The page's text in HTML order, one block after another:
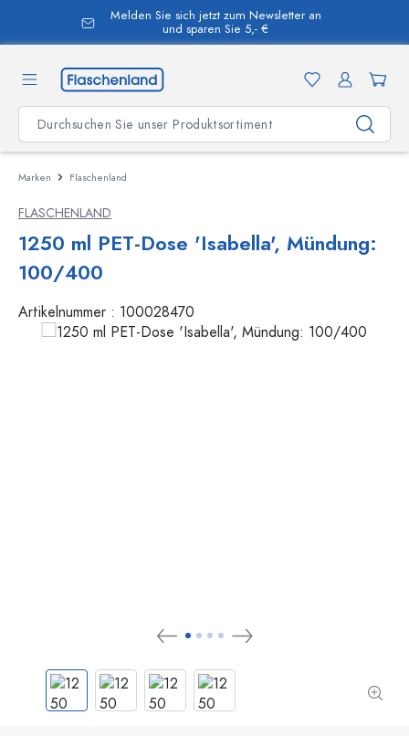
springen
Melden Sie sich jetzt zum Newsletter an
und sparen Sie 5,- €
Marken Flaschenland
FLASCHENLAND
1250 ml PET-Dose 'Isabella', Mündung:
100/400
Artikelnummer : 100028470